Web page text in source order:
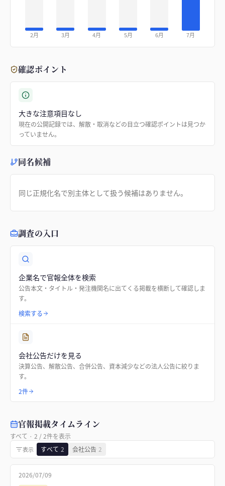
2月 3月 4月 5月 6月 7月
確認ポイント
大きな注意項目なし
現在の公開記録では、解散・取消などの目立つ確認ポイントは見つか
っていません。
同名候補
同じ正規化名で別主体として扱う候補はありません。
調査の入口
企業名で官報全体を検索
公告本文・タイトル・発注機関名に出てくる掲載を横断して確認しま
す。
検索する
会社公告だけを見る
決算公告、解散公告、合併公告、資本減少などの法人公告に絞りま
す。
2件
官報掲載タイムライン
すべて · 2 /2件を表示
表示 すべて 2 会社公告 2
2026/07/09